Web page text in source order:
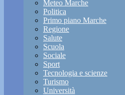
Meteo Marche
Politica
Primo piano Marche
Regione
Salute
Scuola
Sociale
Sport
Tecnologia e scienze
Turismo
Università